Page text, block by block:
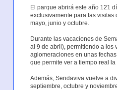
El parque abrirá este año 121
exclusivamente para las visitas
mayo, junio y octubre.
Durante las vacaciones de
al 9 de abril), permitiendo a los
aglomeraciones en unas
que permite ver a tiempo real
Además, Sendaviva vuelve a
septiembre, octubre y